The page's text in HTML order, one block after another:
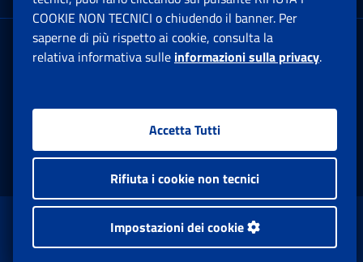
Sede Legale : Via Ciro il Grande, 21
00144 Roma
Facebook: Apre una nuova finestra
Twitter: Apre una nuova finestra
Whatsapp: Apre una nuova
Youtube: Apre una
Instagram:
www.inps.gov.it © 1997-2026
Istituto Nazionale Previdenza Sociale.
COOKIE NON TECNICI o chiudendo il banner. Per
saperne di più rispetto ai cookie, consulta la
relativa informativa sulle informazioni sulla privacy.
Accetta Tutti
Rifiuta i cookie non tecnici
Impostazioni dei cookie